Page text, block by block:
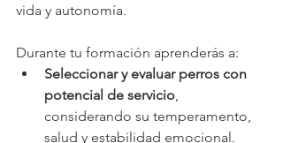
vida y autonomía.
Durante tu formación aprenderás a:
Seleccionar y evaluar perros con
potencial de servicio,
considerando su temperamento,
salud y estabilidad emocional.